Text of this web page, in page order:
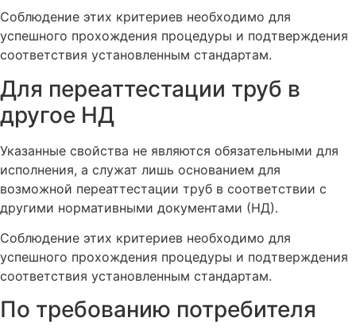
Соблюдение этих критериев необходимо для
успешного прохождения процедуры и подтверждения
соответствия установленным стандартам.
Для переаттестации труб в
другое НД
Указанные свойства не являются обязательными для
исполнения, а служат лишь основанием для
возможной переаттестации труб в соответствии с
другими нормативными документами (НД).
Соблюдение этих критериев необходимо для
успешного прохождения процедуры и подтверждения
соответствия установленным стандартам.
По требованию потребителя